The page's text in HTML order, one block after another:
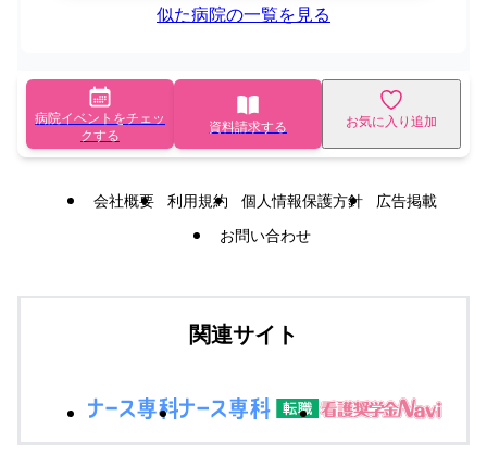
似た病院の一覧を見る
病院イベントをチェッ
クする
資料請求する お気に入り追加
会社概要 利用規約 個人情報保護方針
広告掲載
お問い合わせ
関連サイト